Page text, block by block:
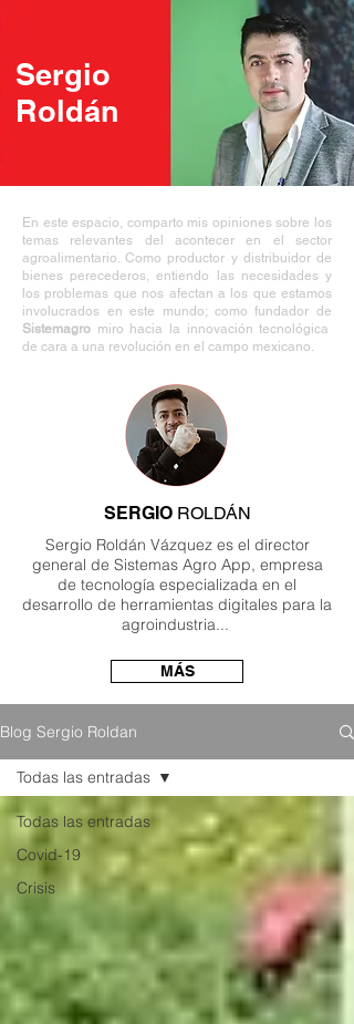
Sergio
Roldán
En este espacio, comparto mis opiniones sobre los
temas relevantes del acontecer en el sector
agroalimentario. Como productor y distribuidor de
bienes perecederos, entiendo las necesidades y
los problemas que nos afectan a los que estamos
involucrados en este mundo; como fundador de
Sistemagro miro hacia la innovación tecnológica
de cara a una revolución en el campo mexicano.
SERGIOROLDÁN
Sergio Roldán Vázquez es el director
general de Sistemas Agro App, empresa
de tecnología especializada en el
desarrollo de herramientas digitales para la
agroindustria...
MÁS
Blog Sergio Roldan
Todas las entradas
Covid-19
Crisis
Todas las entradas